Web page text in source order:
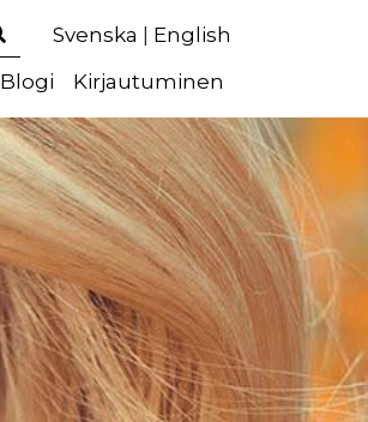
Svenska
English
Blogi Kirjautuminen